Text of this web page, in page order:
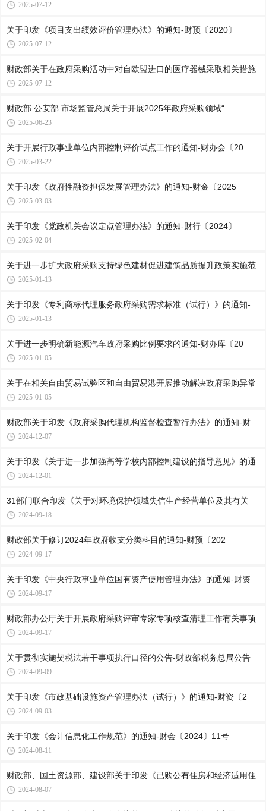
2025-07-12
关于印发《项目支出绩效评价管理办法》的通知-财预〔2020〕
2025-07-12
财政部关于在政府采购活动中对自欧盟进口的医疗器械采取相关措施
2025-07-12
财政部 公安部 市场监管总局关于开展2025年政府采购领域“
2025-06-23
关于开展行政事业单位内部控制评价试点工作的通知-财办会〔20
2025-03-22
关于印发《政府性融资担保发展管理办法》的通知-财金〔2025
2025-03-03
关于印发《党政机关会议定点管理办法》的通知-财行〔2024〕
2025-02-04
关于进一步扩大政府采购支持绿色建材促进建筑品质提升政策实施范
2025-01-13
关于印发《专利商标代理服务政府采购需求标准（试行）》的通知-
2025-01-13
关于进一步明确新能源汽车政府采购比例要求的通知-财办库〔20
2025-01-05
关于在相关自由贸易试验区和自由贸易港开展推动解决政府采购异常
2025-01-05
财政部关于印发《政府采购代理机构监督检查暂行办法》的通知-财
2024-12-07
关于印发《关于进一步加强高等学校内部控制建设的指导意见》的通
2024-12-01
31部门联合印发《关于对环境保护领域失信生产经营单位及其有关
2024-09-18
财政部关于修订2024年政府收支分类科目的通知-财预〔202
2024-09-17
关于印发《中央行政事业单位国有资产使用管理办法》的通知-财资
2024-09-17
财政部办公厅关于开展政府采购评审专家专项核查清理工作有关事项
2024-09-17
关于贯彻实施契税法若干事项执行口径的公告-财政部税务总局公告
2024-09-09
关于印发《市政基础设施资产管理办法（试行）》的通知-财资〔2
2024-09-03
关于印发《会计信息化工作规范》的通知-财会〔2024〕11号
2024-08-11
财政部、国土资源部、建设部关于印发《已购公有住房和经济适用住
2024-08-07